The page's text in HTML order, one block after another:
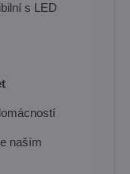
s LED
naším